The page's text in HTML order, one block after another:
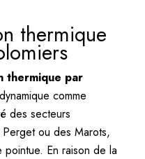
thermique
thermique par
comme
des secteurs
ou des Marots,
En raison de la